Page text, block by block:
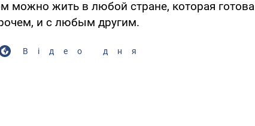
можно жить в любой стране, которая готова
и с любым другим.
Відео дня